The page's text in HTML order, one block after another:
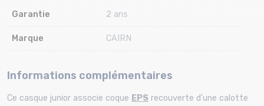
Garantie 2 ans
Marque CAIRN
Informations complémentaires
Ce casque junior associe coque EPS recouverte d’une calotte